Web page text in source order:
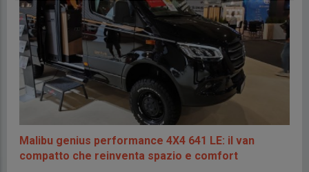
Malibu genius performance 4X4 641 LE: il van
compatto che reinventa spazio e comfort